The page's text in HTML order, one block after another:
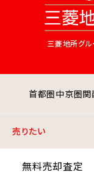
三菱地所グル
首都圏中京圏関
売りたい
無料売却査定